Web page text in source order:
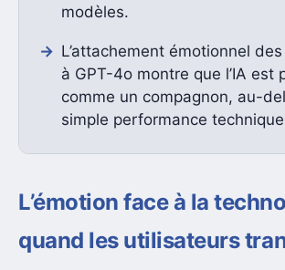
modèles.
L’attachement émotionnel
à GPT-4o montre que l’IA est
comme un compagnon, au-
simple performance
L’émotion face à la
quand les utilisateurs